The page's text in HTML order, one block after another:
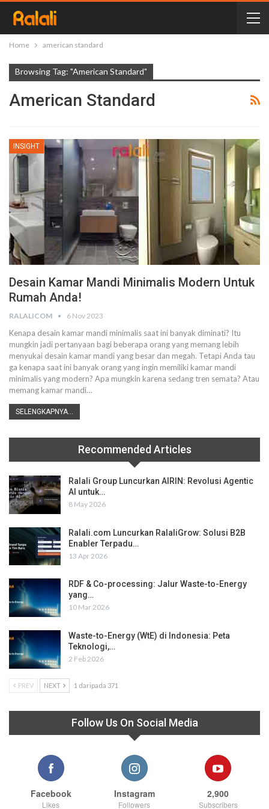
Home american standard
Browsing Tag: "american Standard"
American Standard
INSIGHT
Desain Kamar Mandi Minimalis Modern Untuk
Rumah Anda!
RALALICOM 6 Nov 2023
Kenapa desain kamar mandi minimalis saat ini banyak diminati? Itu
mungkin jadi pertanyaan bagi beberapa orang yang memang lebih
menyukai desain kamar mandi yang besar dan megah. Tetapi Anda tau
ga kenapa saat ini banyak orang yang ingin memiliki kamar mandi
minimalis yang modern? Apa mungkin karena sedang tren semata? Atau
memang kamar mandi…
SELENGKAPNYA...
Recommended Articles
Ralali Group Luncurkan AIRIN: Revolusi Agentic
AI untuk…
8 May 2026
Ralali.com Luncurkan RalaliGrow: Solusi B2B
Enabler Terpadu…
13 Apr 2026
RDF & Co-processing: Jalur Waste-to-Energy
yang…
10 Mar 2026
Waste-to-Energy (WtE) di Indonesia: Peta
Teknologi,…
2 Feb 2026
PREV NEXT 1 daripada 371
Follow Us On Social Media
Facebook
Likes
Instagram
Followers
2,900
Subscribers